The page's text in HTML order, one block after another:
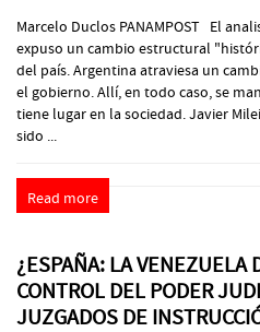
Marcelo Duclos PANAMPOST El
expuso un cambio estructural
del país. Argentina atraviesa un
el gobierno. Allí, en todo caso, se
tiene lugar en la sociedad. Javier
sido ...
Read more
¿ESPAÑA: LA VENEZUELA
CONTROL DEL PODER
JUZGADOS DE